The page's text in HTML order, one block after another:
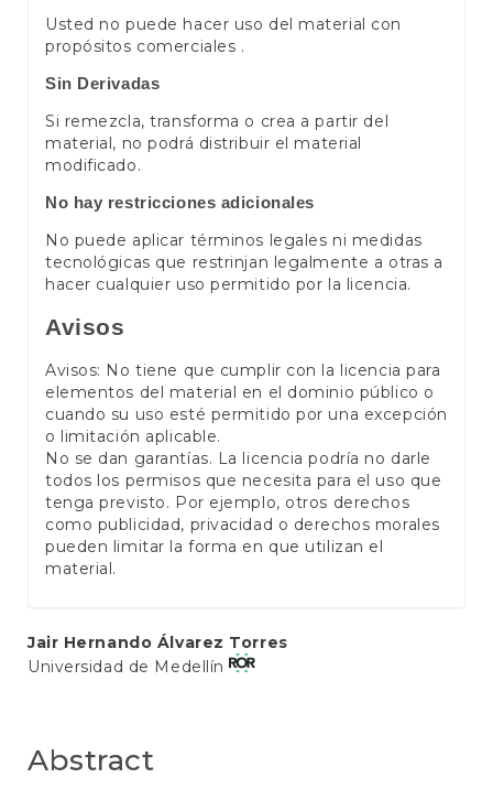
Usted no puede hacer uso del material con
propósitos comerciales .
Sin Derivadas
Si remezcla, transforma o crea a partir del
material, no podrá distribuir el material
modificado.
No hay restricciones adicionales
No puede aplicar términos legales ni medidas
tecnológicas que restrinjan legalmente a otras a
hacer cualquier uso permitido por la licencia.
Avisos
Avisos: No tiene que cumplir con la licencia para
elementos del material en el dominio público o
cuando su uso esté permitido por una excepción
o limitación aplicable.
No se dan garantías. La licencia podría no darle
todos los permisos que necesita para el uso que
tenga previsto. Por ejemplo, otros derechos
como publicidad, privacidad o derechos morales
pueden limitar la forma en que utilizan el
material.
Main
Article
Jair Hernando Álvarez Torres
Universidad de Medellín
Abstract